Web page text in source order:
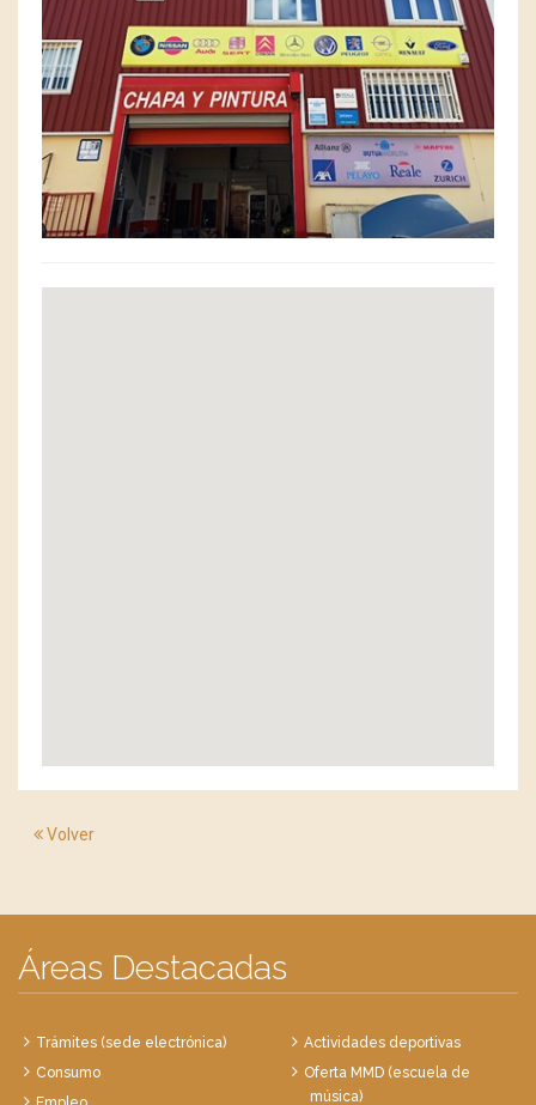
Volver
Áreas Destacadas
Trámites (sede electrónica)
Consumo
Actividades deportivas
Oferta MMD (escuela de
música)